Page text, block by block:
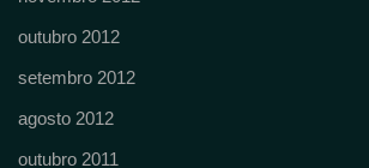
outubro 2012
setembro 2012
agosto 2012
outubro 2011